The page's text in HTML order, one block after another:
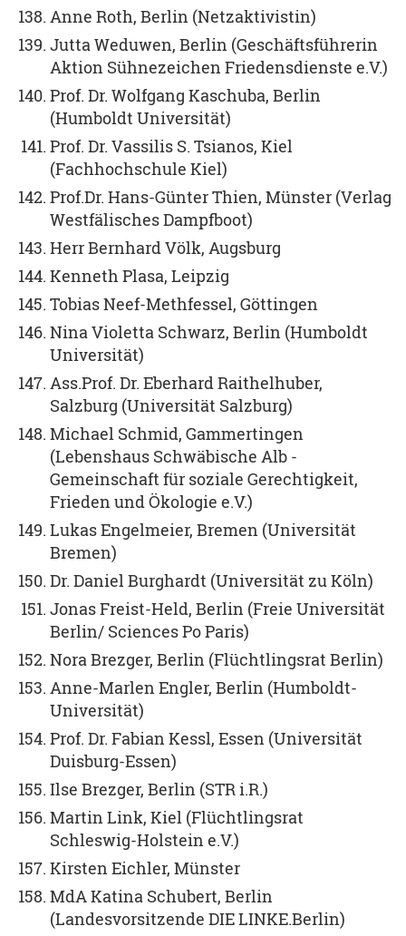
Anne Roth, Berlin (Netzaktivistin)
Jutta Weduwen, Berlin (Geschäftsführerin
Aktion Sühnezeichen Friedensdienste e.V.)
Prof. Dr. Wolfgang Kaschuba, Berlin
(Humboldt Universität)
Prof. Dr. Vassilis S. Tsianos, Kiel
(Fachhochschule Kiel)
Prof.Dr. Hans-Günter Thien, Münster (Verlag
Westfälisches Dampfboot)
Herr Bernhard Völk, Augsburg
Kenneth Plasa, Leipzig
Tobias Neef-Methfessel, Göttingen
Nina Violetta Schwarz, Berlin (Humboldt
Universität)
Ass.Prof. Dr. Eberhard Raithelhuber,
Salzburg (Universität Salzburg)
Michael Schmid, Gammertingen
(Lebenshaus Schwäbische Alb -
Gemeinschaft für soziale Gerechtigkeit,
Frieden und Ökologie e.V.)
Lukas Engelmeier, Bremen (Universität
Bremen)
Dr. Daniel Burghardt (Universität zu Köln)
Jonas Freist-Held, Berlin (Freie Universität
Berlin/ Sciences Po Paris)
Nora Brezger, Berlin (Flüchtlingsrat Berlin)
Anne-Marlen Engler, Berlin (Humboldt-
Universität)
Prof. Dr. Fabian Kessl, Essen (Universität
Duisburg-Essen)
Ilse Brezger, Berlin (STR i.R.)
Martin Link, Kiel (Flüchtlingsrat
Schleswig-Holstein e.V.)
Kirsten Eichler, Münster
MdA Katina Schubert, Berlin
(Landesvorsitzende DIE LINKE.Berlin)